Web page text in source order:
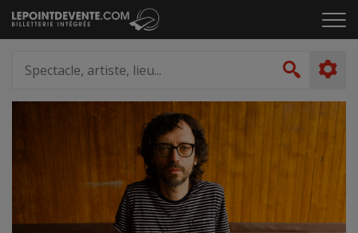
Passer
au
le
artiste,
lieu...